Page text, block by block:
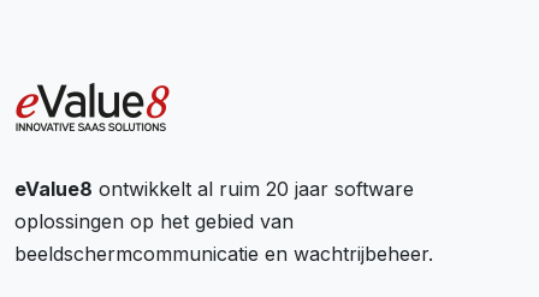
eValue8 ontwikkelt al ruim 20 jaar software
oplossingen op het gebied van
beeldschermcommunicatie en wachtrijbeheer.